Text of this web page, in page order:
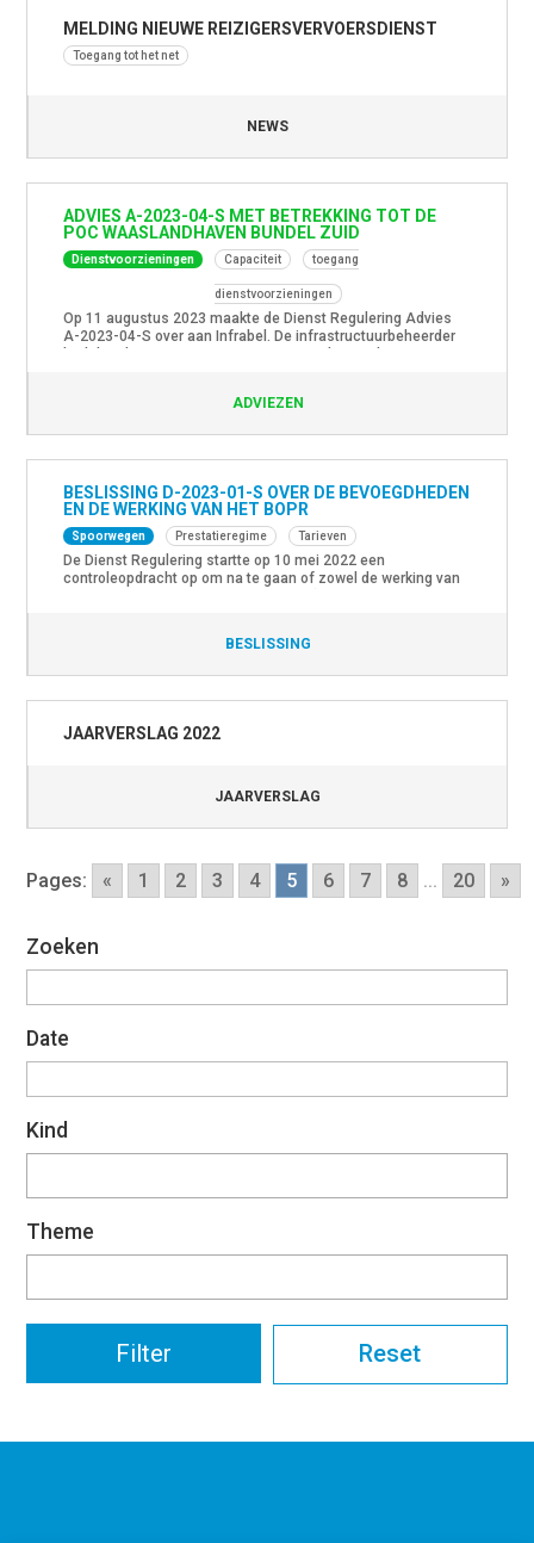
MELDING NIEUWE REIZIGERSVERVOERSDIENST
Toegang tot het net
NEWS
ADVIES A-2023-04-S MET BETREKKING TOT DE
POC WAASLANDHAVEN BUNDEL ZUID
Dienstvoorzieningen Capaciteit toegang
dienstvoorzieningen
Op 11 augustus 2023 maakte de Dienst Regulering Advies
A-2023-04-S over aan Infrabel. De infrastructuurbeheerder
wenst Infrabel een nieuwe manier van bundelbeheer te
ADVIEZEN
BESLISSING D-2023-01-S OVER DE BEVOEGDHEDEN
EN DE WERKING VAN HET BOPR
Spoorwegen Prestatieregime Tarieven
De Dienst Regulering startte op 10 mei 2022 een
controleopdracht op om na te gaan of zowel de werking van
nam de Dienst Regulering een beslissing over de werking
BESLISSING
JAARVERSLAG 2022
JAARVERSLAG
Pages: « 1 2 3 4 5 6 7 8 ... 20 »
Zoeken
Date
Kind
Theme
Reset